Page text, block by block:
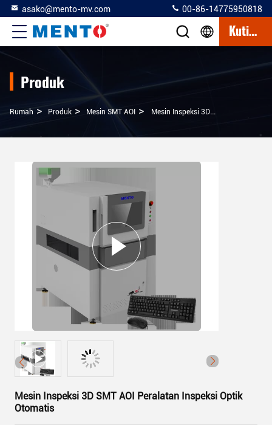
asako@mento-mv.com 00-86-14775950818
Kutipan
Produk
Rumah > Produk > Mesin SMT AOI > Mesin Inspeksi 3D SMT AOI Peralatan Inspeksi Optik Otomatis
Mesin Inspeksi 3D SMT AOI Peralatan Inspeksi Optik
Otomatis